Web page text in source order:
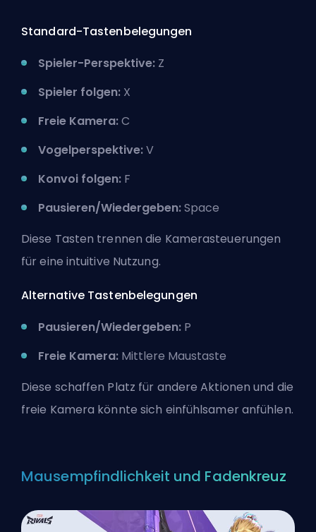
Standard-Tastenbelegungen
Spieler-Perspektive: Z
Spieler folgen: X
Freie Kamera:C
Vogelperspektive:V
Konvoi folgen: F
Pausieren/Wiedergeben:Space
Diese Tasten trennen die Kamerasteuerungen
für eine intuitive Nutzung.
Alternative Tastenbelegungen
Pausieren/Wiedergeben: P
Freie Kamera: Mittlere Maustaste
Diese schaffen Platz für andere Aktionen und die
freie Kamera könnte sich einfühlsamer anfühlen.
Mausempfindlichkeit und Fadenkreuz